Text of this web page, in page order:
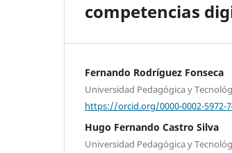
competencias
Fernando Rodríguez Fonseca
Universidad Pedagógica y
https://orcid.org/0000-0002-5972-
Hugo Fernando Castro Silva
Universidad Pedagógica y